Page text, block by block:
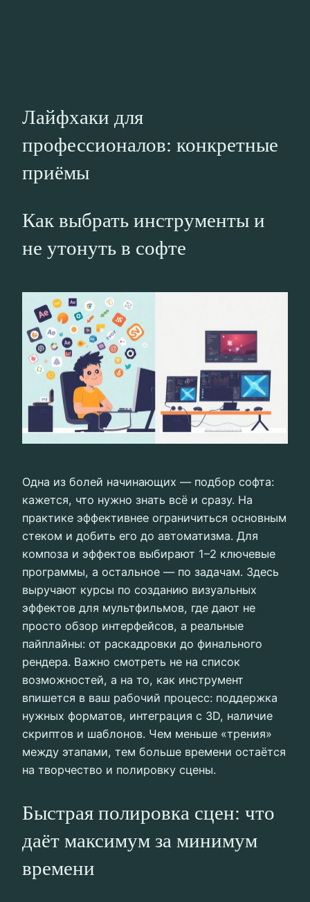
Лайфхаки для
профессионалов: конкретные
приёмы
Как выбрать инструменты и
не утонуть в софте
Одна из болей начинающих — подбор софта:
кажется, что нужно знать всё и сразу. На
практике эффективнее ограничиться основным
стеком и добить его до автоматизма. Для
композа и эффектов выбирают 1–2 ключевые
программы, а остальное — по задачам. Здесь
выручают курсы по созданию визуальных
эффектов для мультфильмов, где дают не
просто обзор интерфейсов, а реальные
пайплайны: от раскадровки до финального
рендера. Важно смотреть не на список
возможностей, а на то, как инструмент
впишется в ваш рабочий процесс: поддержка
нужных форматов, интеграция с 3D, наличие
скриптов и шаблонов. Чем меньше «трения»
между этапами, тем больше времени остаётся
на творчество и полировку сцены.
Быстрая полировка сцен: что
даёт максимум за минимум
времени